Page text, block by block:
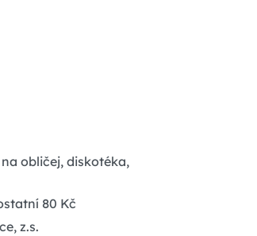
obličej, diskotéka,
80 Kč
z.s.